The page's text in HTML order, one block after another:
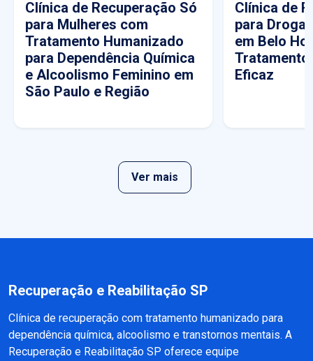
Clínica de Recuperação Só
para Mulheres com
Tratamento Humanizado
para Dependência Química
e Alcoolismo Feminino em
São Paulo e Região
Clínica de
para
em Belo
Tratamento
Eficaz
Ver mais
Recuperação e Reabilitação SP
Clínica de recuperação com tratamento humanizado para
dependência química, alcoolismo e transtornos mentais. A
Recuperação e Reabilitação SP oferece equipe